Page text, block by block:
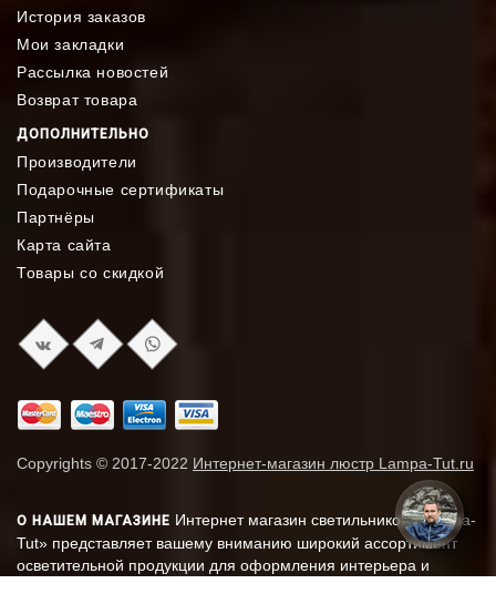
История заказов
Мои закладки
Рассылка новостей
Возврат товара
ДОПОЛНИТЕЛЬНО
Производители
Подарочные сертификаты
Партнёры
Карта сайта
Товары со скидкой
Copyrights © 2017-2022 Интернет-магазин люстр Lampa-Tut.ru
О НАШЕМ МАГАЗИНЕ Интернет магазин светильников «Lampa-
Tut» представляет вашему вниманию широкий ассортимент
осветительной продукции для оформления интерьера и